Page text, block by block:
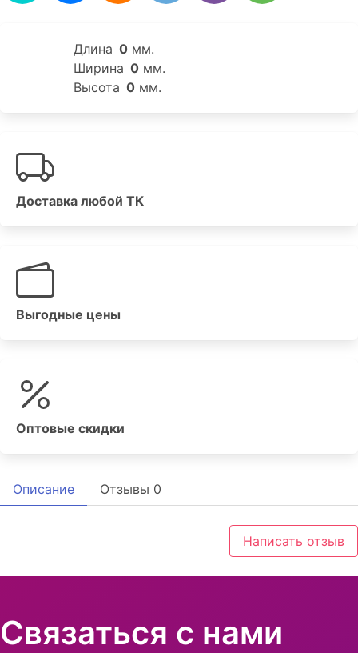
Длина 0 мм.
Ширина 0 мм.
Высота 0 мм.
Доставка любой ТК
Выгодные цены
Оптовые скидки
Описание Отзывы 0
Написать отзыв
Связаться с нами